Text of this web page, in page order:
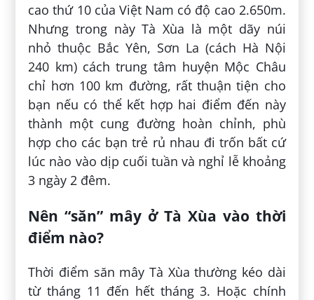
cao thứ 10 của Việt Nam có độ cao 2.650m.
Nhưng trong này Tà Xùa là một dãy núi
nhỏ thuộc Bắc Yên, Sơn La (cách Hà Nội
240 km) cách trung tâm huyện Mộc Châu
chỉ hơn 100 km đường, rất thuận tiện cho
bạn nếu có thể kết hợp hai điểm đến này
thành một cung đường hoàn chỉnh, phù
hợp cho các bạn trẻ rủ nhau đi trốn bất cứ
lúc nào vào dịp cuối tuần và nghỉ lễ khoảng
3 ngày 2 đêm.
Nên “săn” mây ở Tà Xùa vào thời
điểm nào?
Thời điểm săn mây Tà Xùa thường kéo dài
từ tháng 11 đến hết tháng 3. Hoặc chính